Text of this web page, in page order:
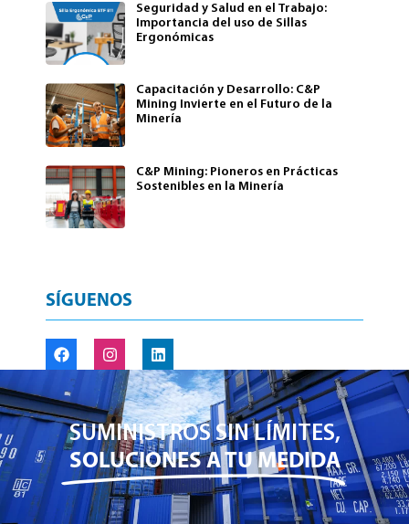
Seguridad y Salud en el Trabajo:
Importancia del uso de Sillas
Ergonómicas
Capacitación y Desarrollo: C&P
Mining Invierte en el Futuro de la
Minería
C&P Mining: Pioneros en Prácticas
Sostenibles en la Minería
SÍGUENOS
SUMINISTROS SIN LÍMITES,
SOLUCIONES A TU MEDIDA